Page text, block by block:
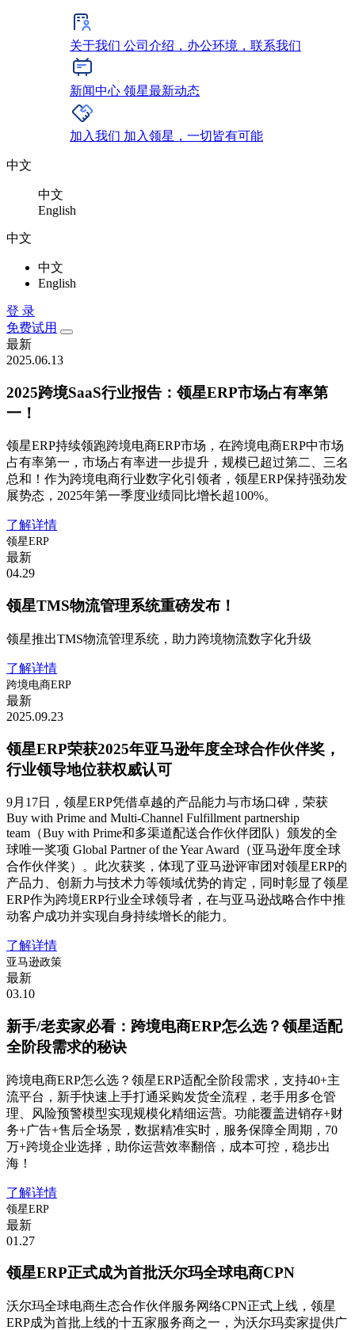
关于我们 公司介绍，办公环境，联系我们
新闻中心 领星最新动态
加入我们 加入领星，一切皆有可能
中文
中文
English
中文
中文
English
登 录
免费试用
最新
2025.06.13
2025跨境SaaS行业报告：领星ERP市场占有率第
一！
领星ERP持续领跑跨境电商ERP市场，在跨境电商ERP中市场
占有率第一，市场占有率进一步提升，规模已超过第二、三名
总和！作为跨境电商行业数字化引领者，领星ERP保持强劲发
展势态，2025年第一季度业绩同比增长超100%。
了解详情
领星ERP
最新
04.29
领星TMS物流管理系统重磅发布！
领星推出TMS物流管理系统，助力跨境物流数字化升级
了解详情
跨境电商ERP
最新
2025.09.23
领星ERP荣获2025年亚马逊年度全球合作伙伴奖，
行业领导地位获权威认可
9月17日，领星ERP凭借卓越的产品能力与市场口碑，荣获
Buy with Prime and Multi-Channel Fulfillment partnership
team（Buy with Prime和多渠道配送合作伙伴团队）颁发的全
球唯一奖项 Global Partner of the Year Award（亚马逊年度全球
合作伙伴奖）。此次获奖，体现了亚马逊评审团对领星ERP的
产品力、创新力与技术力等领域优势的肯定，同时彰显了领星
ERP作为跨境ERP行业全球领导者，在与亚马逊战略合作中推
动客户成功并实现自身持续增长的能力。
了解详情
亚马逊政策
最新
03.10
新手/老卖家必看：跨境电商ERP怎么选？领星适配
全阶段需求的秘诀
跨境电商ERP怎么选？领星ERP适配全阶段需求，支持40+主
流平台，新手快速上手打通采购发货全流程，老手用多仓管
理、风险预警模型实现规模化精细运营。功能覆盖进销存+财
务+广告+售后全场景，数据精准实时，服务保障全周期，70
万+跨境企业选择，助你运营效率翻倍，成本可控，稳步出
海！
了解详情
领星ERP
最新
01.27
领星ERP正式成为首批沃尔玛全球电商CPN
沃尔玛全球电商生态合作伙伴服务网络CPN正式上线，领星
ERP成为首批上线的十五家服务商之一，为沃尔玛卖家提供广